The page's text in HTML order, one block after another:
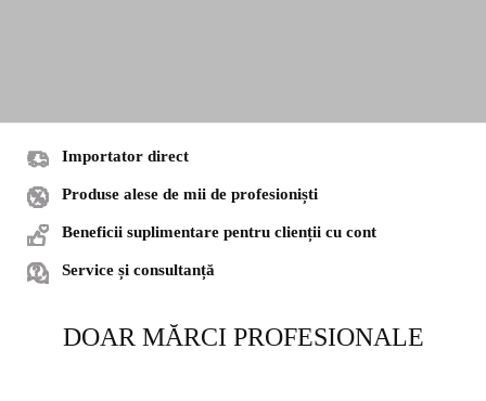
PROMOȚII DE
VARĂ
Produse profesionale la prețuri avantajoase!
Importator direct
Produse alese de mii de profesioniști
Beneficii suplimentare pentru clienții cu cont
Service și consultanță
DOAR MĂRCI PROFESIONALE